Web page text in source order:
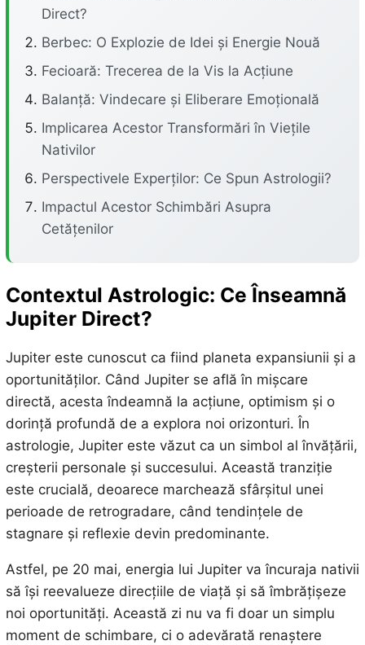
Direct?
Berbec: O Explozie de Idei și Energie Nouă
Fecioară: Trecerea de la Vis la Acțiune
Balanță: Vindecare și Eliberare Emoțională
Implicarea Acestor Transformări în Viețile
Nativilor
Perspectivele Experților: Ce Spun Astrologii?
Impactul Acestor Schimbări Asupra
Cetățenilor
Contextul Astrologic: Ce Înseamnă
Jupiter Direct?
Jupiter este cunoscut ca fiind planeta expansiunii și a
oportunităților. Când Jupiter se află în mișcare
directă, acesta îndeamnă la acțiune, optimism și o
dorință profundă de a explora noi orizonturi. În
astrologie, Jupiter este văzut ca un simbol al învățării,
creșterii personale și succesului. Această tranziție
este crucială, deoarece marchează sfârșitul unei
perioade de retrogradare, când tendințele de
stagnare și reflexie devin predominante.
Astfel, pe 20 mai, energia lui Jupiter va încuraja nativii
să își reevalueze direcțiile de viață și să îmbrățișeze
noi oportunități. Această zi nu va fi doar un simplu
moment de schimbare, ci o adevărată renaștere